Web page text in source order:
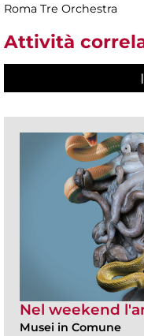
Roma Tre Orchestra
Attività
Nel weekend
Musei in Comune